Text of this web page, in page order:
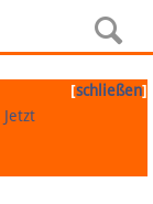
[schließen]
Jetzt